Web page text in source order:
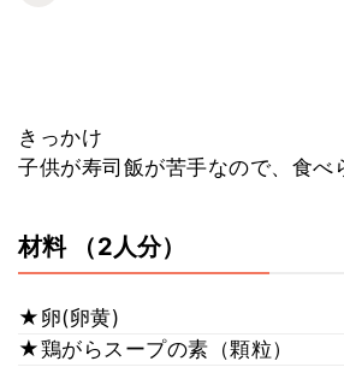
きっかけ
子供が寿司飯が苦手なので、食べ
材料 （2人分）
★卵(卵黄)
★鶏がらスープの素（顆粒）